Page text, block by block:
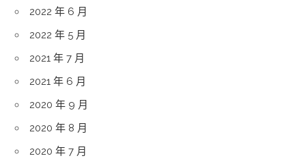
2022 年 6 月
2022 年 5 月
2021 年 7 月
2021 年 6 月
2020 年 9 月
2020 年 8 月
2020 年 7 月